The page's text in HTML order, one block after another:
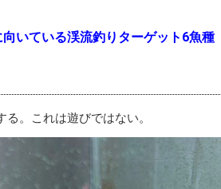
向いている渓流釣りターゲット6魚種
。これは遊びではない。